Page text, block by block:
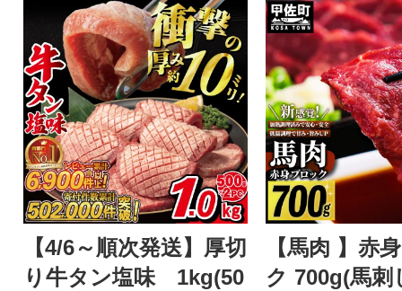
【4/6～順次発送】厚切
り牛タン塩味 1kg(50
【馬肉 】赤
ク 700g(馬刺